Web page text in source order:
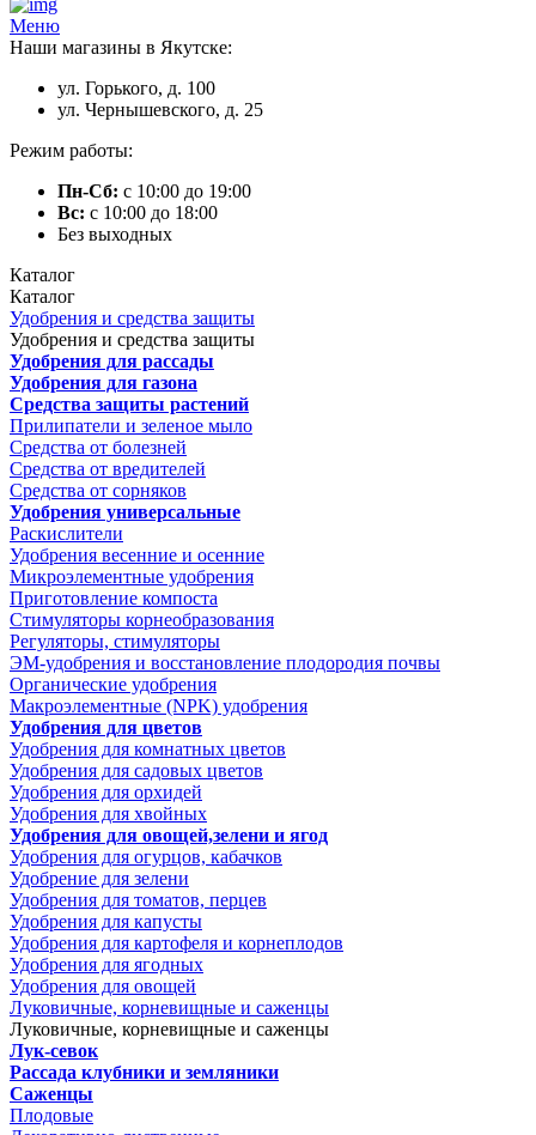
Меню
Наши магазины в Якутске:
ул. Горького, д. 100
ул. Чернышевского, д. 25
Режим работы:
Пн-Сб: с 10:00 до 19:00
Вс: с 10:00 до 18:00
Без выходных
Каталог
Каталог
Удобрения и средства защиты
Удобрения и средства защиты
Удобрения для рассады
Удобрения для газона
Средства защиты растений
Прилипатели и зеленое мыло
Средства от болезней
Средства от вредителей
Средства от сорняков
Удобрения универсальные
Раскислители
Удобрения весенние и осенние
Микроэлементные удобрения
Приготовление компоста
Стимуляторы корнеобразования
Регуляторы, стимуляторы
ЭМ-удобрения и восстановление плодородия почвы
Органические удобрения
Макроэлементные (NPK) удобрения
Удобрения для цветов
Удобрения для комнатных цветов
Удобрения для садовых цветов
Удобрения для орхидей
Удобрения для хвойных
Удобрения для овощей,зелени и ягод
Удобрения для огурцов, кабачков
Удобрение для зелени
Удобрения для томатов, перцев
Удобрения для капусты
Удобрения для картофеля и корнеплодов
Удобрения для ягодных
Удобрения для овощей
Луковичные, корневищные и саженцы
Луковичные, корневищные и саженцы
Лук-севок
Рассада клубники и земляники
Саженцы
Плодовые